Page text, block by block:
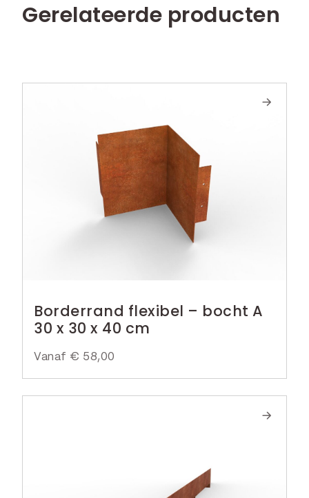
Gerelateerde producten
Borderrand flexibel – bocht A
30 x 30 x 40 cm
Vanaf € 58,00